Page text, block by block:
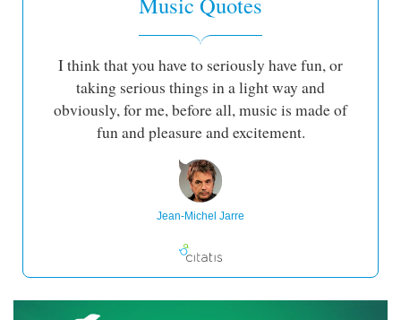
I think that you have to seriously have fun, or
taking serious things in a light way and
obviously, for me, before all, music is made of
fun and pleasure and excitement.
Jean-Michel Jarre